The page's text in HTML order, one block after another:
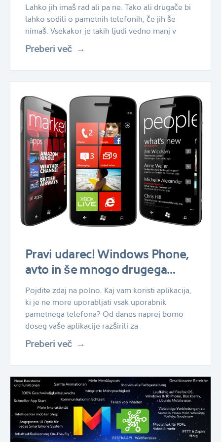
Lahko jih imaš rad ali pa ne. Tako ali drugače bi
lahko sodili o pametnih telefonih, če jih še
nimaš. Vsekakor je takih ljudi vedno manj v
Preberi več
Pravi udarec! Windows Phone,
avto in še mnogo drugega…
Pojdite zdaj na polno. Kaj vam koristi aplikacija,
ki je ne more uporabljati vsak uporabnik
pametnega telefona? Od danes naprej bomo
doseg vaše aplikacije razširili za
Preberi več